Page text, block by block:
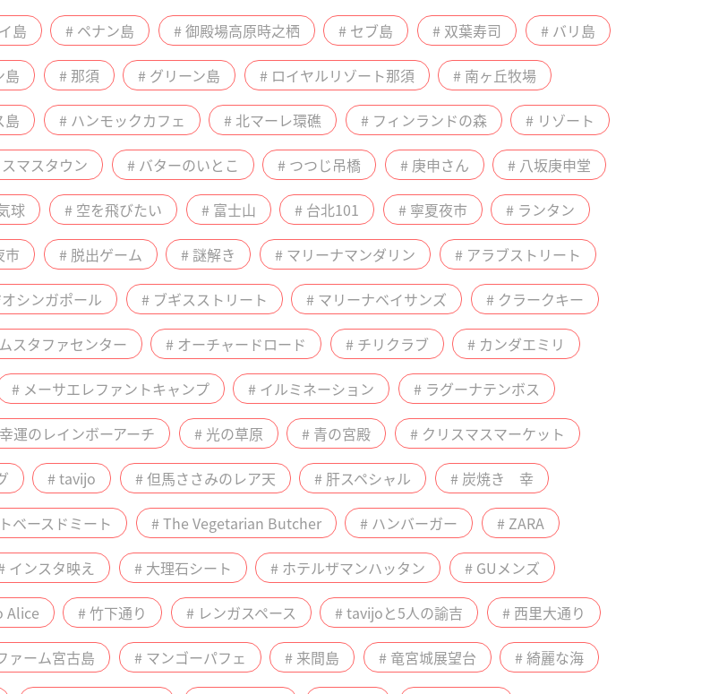
島 # ペナン島 # 御殿場高原時之栖 # セブ島 # 双葉寿司 # バリ島
島 # 那須 # グリーン島 # ロイヤルリゾート那須 # 南ヶ丘牧場
島 # ハンモックカフェ # 北マーレ環礁 # フィンランドの森 # リゾート
マスタウン # バターのいとこ # つつじ吊橋 # 庚申さん # 八坂庚申堂
球 # 空を飛びたい # 富士山 # 台北101 # 寧夏夜市 # ランタン
市 # 脱出ゲーム # 謎解き # マリーナマンダリン # アラブストリート
シンガポール # ブギスストリート # マリーナベイサンズ # クラークキー
スタファセンター # オーチャードロード # チリクラブ # カンダエミリ
# メーサエレファントキャンプ # イルミネーション # ラグーナテンボス
運のレインボーアーチ # 光の草原 # 青の宮殿 # クリスマスマーケット
# tavijo # 但馬ささみのレア天 # 肝スペシャル # 炭焼き 幸
ベースドミート # The Vegetarian Butcher # ハンバーガー # ZARA
インスタ映え # 大理石シート # ホテルザマンハッタン # GUメンズ
Alice # 竹下通り # レンガスペース # tavijoと5人の諭吉 # 西里大通り
ァーム宮古島 # マンゴーパフェ # 来間島 # 竜宮城展望台 # 綺麗な海